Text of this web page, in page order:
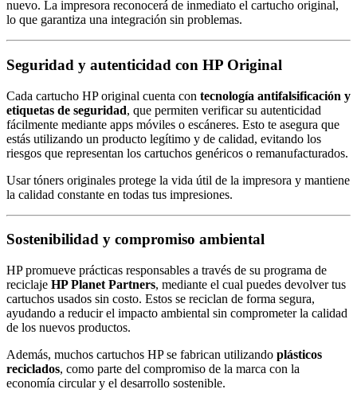
nuevo. La impresora reconocerá de inmediato el cartucho original,
lo que garantiza una integración sin problemas.
Seguridad y autenticidad con HP Original
Cada cartucho HP original cuenta con tecnología antifalsificación y
etiquetas de seguridad, que permiten verificar su autenticidad
fácilmente mediante apps móviles o escáneres. Esto te asegura que
estás utilizando un producto legítimo y de calidad, evitando los
riesgos que representan los cartuchos genéricos o remanufacturados.
Usar tóners originales protege la vida útil de la impresora y mantiene
la calidad constante en todas tus impresiones.
Sostenibilidad y compromiso ambiental
HP promueve prácticas responsables a través de su programa de
reciclaje HP Planet Partners, mediante el cual puedes devolver tus
cartuchos usados sin costo. Estos se reciclan de forma segura,
ayudando a reducir el impacto ambiental sin comprometer la calidad
de los nuevos productos.
Además, muchos cartuchos HP se fabrican utilizando plásticos
reciclados, como parte del compromiso de la marca con la
economía circular y el desarrollo sostenible.